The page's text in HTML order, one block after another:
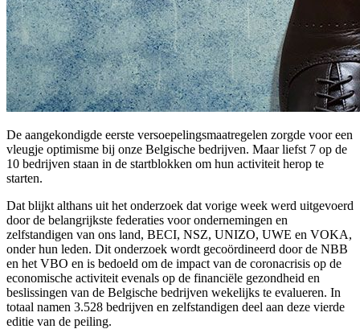
De aangekondigde eerste versoepelingsmaatregelen zorgde voor een
vleugje optimisme bij onze Belgische bedrijven. Maar liefst 7 op de
10 bedrijven staan in de startblokken om hun activiteit herop te
starten.
Dat blijkt althans uit het onderzoek dat vorige week werd uitgevoerd
door de belangrijkste federaties voor ondernemingen en
zelfstandigen van ons land, BECI, NSZ, UNIZO, UWE en VOKA,
onder hun leden. Dit onderzoek wordt gecoördineerd door de NBB
en het VBO en is bedoeld om de impact van de coronacrisis op de
economische activiteit evenals op de financiële gezondheid en
beslissingen van de Belgische bedrijven wekelijks te evalueren. In
totaal namen 3.528 bedrijven en zelfstandigen deel aan deze vierde
editie van de peiling.